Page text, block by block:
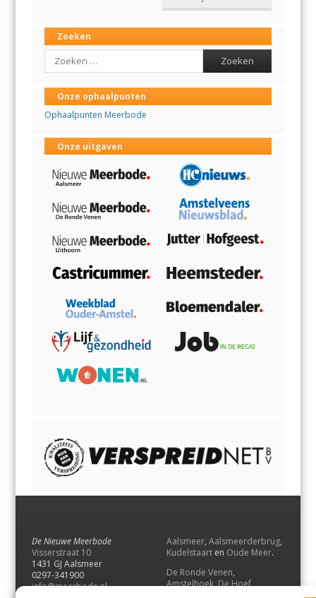
Zoeken
Search
Onze ophaalpunten
Ophaalpunten Meerbode
Onze uitgaven
De Nieuwe Meerbode
Visserstraat 10
1431 GJ Aalsmeer
0297-341900
info@meerbode.nl
Aalsmeer, Aalsmeerderbrug,
Kudelstaart en Oude Meer.
De Ronde Venen,
Amstelhoek,De Hoef,